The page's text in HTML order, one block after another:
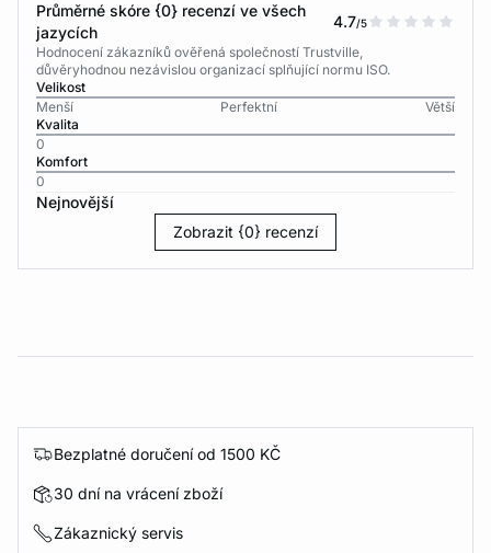
Průměrné skóre {0} recenzí ve všech
jazycích
4.7/5
Hodnocení zákazníků ověřená společností Trustville,
důvěryhodnou nezávislou organizací splňující normu ISO.
Velikost
Menší
Perfektní
Větší
Kvalita
0
Komfort
0
Nejnovější
Zobrazit {0} recenzí
Bezplatné doručení od 1500 KČ
30 dní na vrácení zboží
Zákaznický servis